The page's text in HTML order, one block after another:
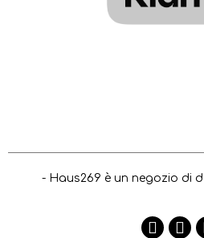
- Haus269 è un negozio di